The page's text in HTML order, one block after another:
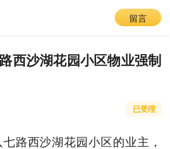
留言
西沙湖花园小区物业强制
已受理
路西沙湖花园小区的业主，